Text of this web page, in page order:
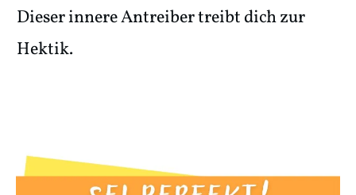
Dieser innere Antreiber treibt dich zur
Hektik.